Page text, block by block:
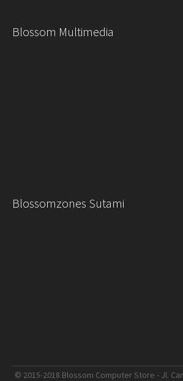
Blossom Multimedia
Blossomzones Sutami
© 2015-2018 Blossom Computer Store - Jl.